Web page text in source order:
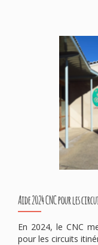
Aide 2024 CNC pour les
En 2024, le CNC
pour les circuits